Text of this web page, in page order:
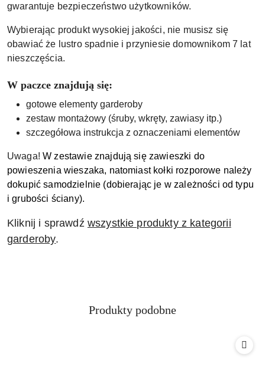
gwarantuje bezpieczeństwo użytkowników.
Wybierając produkt wysokiej jakości, nie musisz się
obawiać że lustro spadnie i przyniesie domownikom 7 lat
nieszczęścia.
W paczce znajdują się:
gotowe elementy garderoby
zestaw montażowy (śruby, wkręty, zawiasy itp.)
szczegółowa instrukcja z oznaczeniami elementów
Uwaga!W zestawie znajdują się zawieszki do
powieszenia wieszaka, natomiast kołki rozporowe należy
dokupić samodzielnie (dobierając je w zależności od typu
i grubości ściany).
Kliknij i sprawdź wszystkie produkty z kategorii
garderoby.
Pomiń karuzelę produktów
Produkty
Produkty podobne